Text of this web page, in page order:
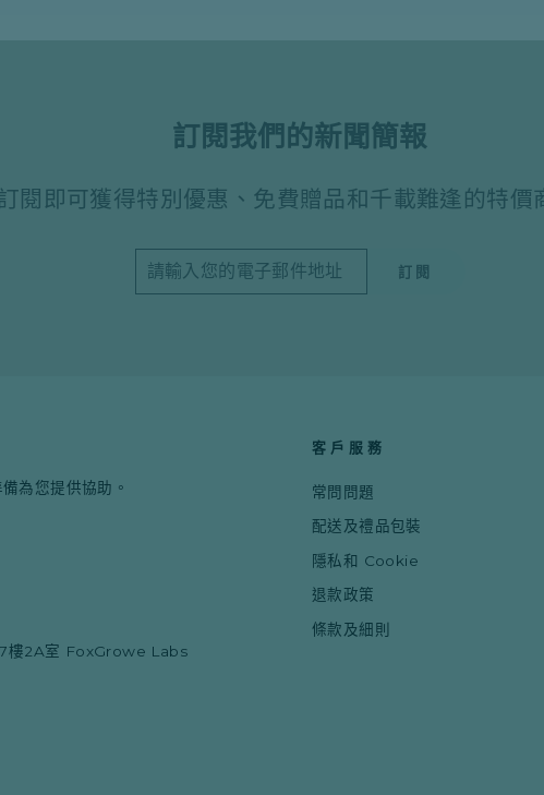
訂閱我們的新聞簡報
閱即可獲得特別優惠、免費贈品和千載難逢的特價
輸
入
地
閱
訂閱
為您提供協助。
樓2A室 FoxGrowe Labs
客戶服務
常問問題
配送及禮品包裝
隱私和 Cookie
退款政策
條款及細則